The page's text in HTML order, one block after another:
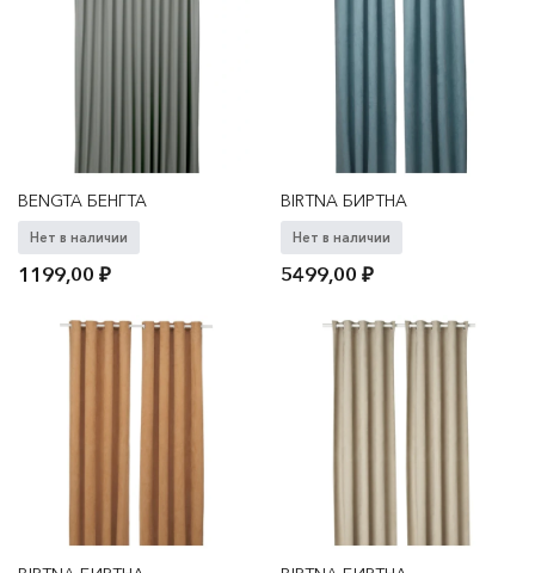
BENGTA БЕНГТА
Нет в наличии
1199,00₽
BIRTNA БИРТНА
Нет в наличии
5499,00₽